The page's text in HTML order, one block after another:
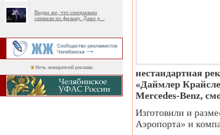
Видно же, что специально
снимали по фильму. Даже р
Ночь пожирателей рекламы
нестандартная
«Даймлер
Mercedes-Benz,
Изготовили и
Аэропорта» и